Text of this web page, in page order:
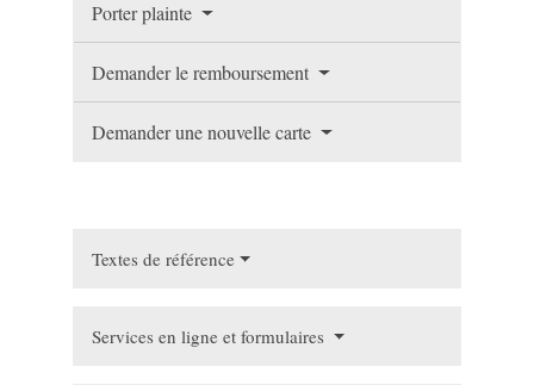
Porter plainte
Demander le remboursement
Demander une nouvelle carte
Textes de référence
Services en ligne et formulaires